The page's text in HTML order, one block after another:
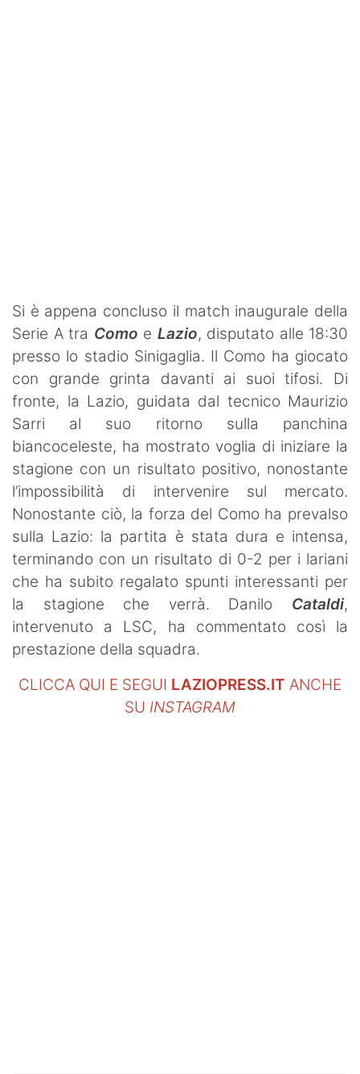
Si è appena concluso il match inaugurale della
Serie A tra Como e Lazio, disputato alle 18:30
presso lo stadio Sinigaglia. Il Como ha giocato
con grande grinta davanti ai suoi tifosi. Di
fronte, la Lazio, guidata dal tecnico Maurizio
Sarri al suo ritorno sulla panchina
biancoceleste, ha mostrato voglia di iniziare la
stagione con un risultato positivo, nonostante
l’impossibilità di intervenire sul mercato.
Nonostante ciò, la forza del Como ha prevalso
sulla Lazio: la partita è stata dura e intensa,
terminando con un risultato di 0-2 per i lariani
che ha subito regalato spunti interessanti per
la stagione che verrà. Danilo Cataldi,
intervenuto a LSC, ha commentato così la
prestazione della squadra.
CLICCA QUI E SEGUI LAZIOPRESS.IT ANCHE
SU INSTAGRAM